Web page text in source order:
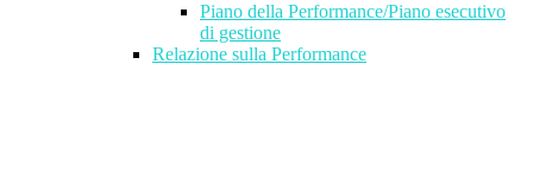
Piano della Performance/Piano esecutivo
di gestione
Relazione sulla Performance